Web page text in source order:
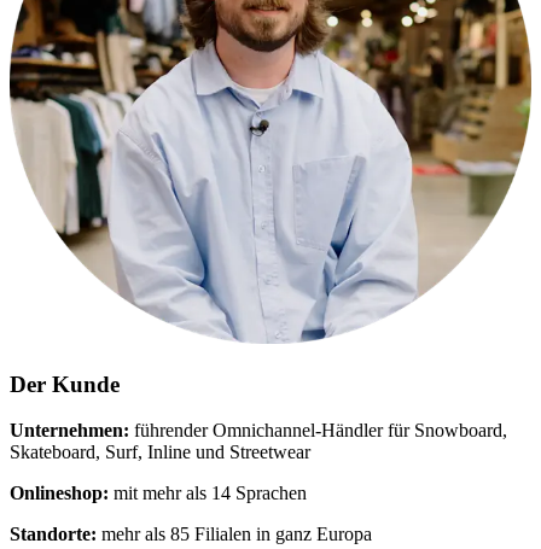
Der Kunde
Unternehmen: führender Omnichannel-Händler für Snowboard,
Skateboard, Surf, Inline und Streetwear
Onlineshop: mit mehr als 14 Sprachen
Standorte: mehr als 85 Filialen in ganz Europa